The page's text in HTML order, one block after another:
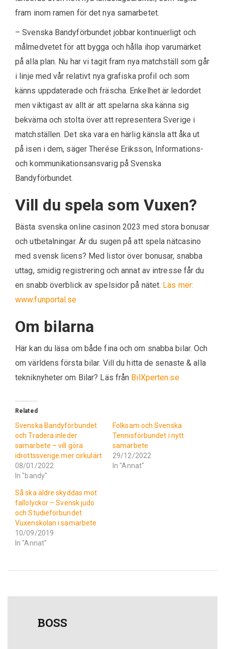
fram inom ramen för det nya samarbetet.
– Svenska Bandyförbundet jobbar kontinuerligt och
målmedvetet för att bygga och hålla ihop varumärket
på alla plan. Nu har vi tagit fram nya matchställ som går
i linje med vår relativt nya grafiska profil och som
känns uppdaterade och fräscha. Enkelhet är ledordet
men viktigast av allt är att spelarna ska känna sig
bekväma och stolta över att representera Sverige i
matchställen. Det ska vara en härlig känsla att åka ut
på isen i dem, säger Therése Eriksson, Informations-
och kommunikationsansvarig på Svenska
Bandyförbundet.
Vill du spela som Vuxen?
Bästa svenska online casinon 2023 med stora bonusar
och utbetalningar. Är du sugen på att spela nätcasino
med svensk licens? Med listor över bonusar, snabba
uttag, smidig registrering och annat av intresse får du
en snabb överblick av spelsidor på nätet. Läs mer:
www.funportal.se
Om bilarna
Här kan du läsa om både fina och om snabba bilar. Och
om världens första bilar. Vill du hitta de senaste & alla
tekniknyheter om Bilar? Läs från BilXperten.se
Related
Svenska Bandyförbundet
och Tradera inleder
samarbete – vill göra
idrottssverige mer cirkulärt
08/01/2022
In "bandy"
Folksam och Svenska
Tennisförbundet i nytt
samarbete
29/12/2022
In "Annat"
Så ska äldre skyddas mot
fallolyckor – Svensk judo
och Studieförbundet
Vuxenskolan i samarbete
10/09/2019
In "Annat"
BOSS